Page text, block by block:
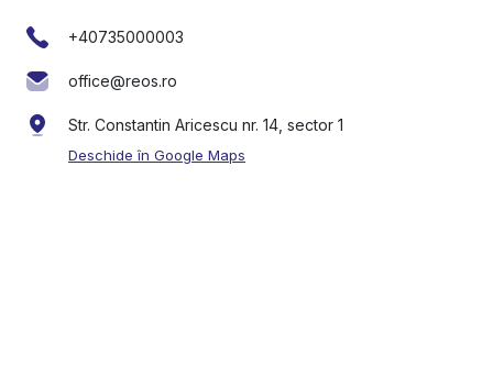
+40735000003
office@reos.ro
Str. Constantin Aricescu nr. 14, sector 1
Deschide în Google Maps